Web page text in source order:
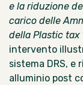
e la riduzione
carico delle
della Plastic tax
intervento
sistema DRS, e
alluminio post